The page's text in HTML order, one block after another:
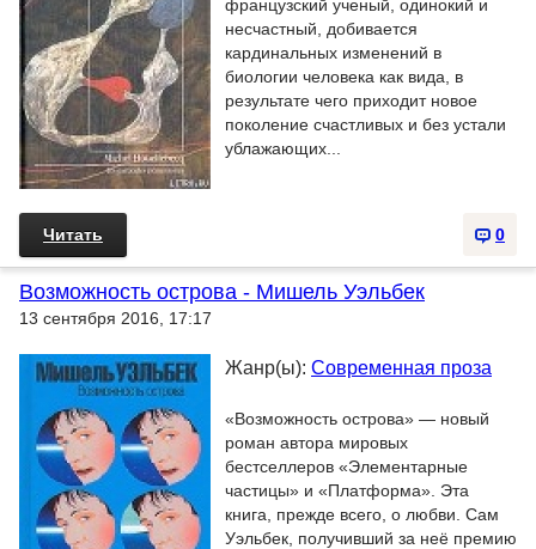
французский ученый, одинокий и
несчастный, добивается
кардинальных изменений в
биологии человека как вида, в
результате чего приходит новое
поколение счастливых и без устали
ублажающих...
0
Читать
Возможность острова - Мишель Уэльбек
13 сентября 2016, 17:17
Жанр(ы): Современная проза
«Возможность острова» — новый
роман автора мировых
бестселлеров «Элементарные
частицы» и «Платформа». Эта
книга, прежде всего, о любви. Сам
Уэльбек, получивший за неё премию